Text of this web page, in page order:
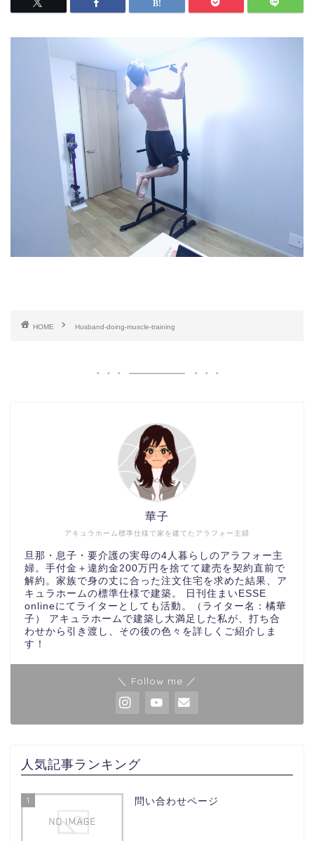
HOME Husband‐doing-muscle-training
アキュラホーム標準仕様で家を建てたアラフォー主婦
華子
旦那・息子・要介護の実母の4人暮らしのアラフォー主
婦。手付金＋違約金200万円を捨てて建売を契約直前で
解約。家族で身の丈に合った注文住宅を求めた結果、ア
キュラホームの標準仕様で建築。 日刊住まいESSE
onlineにてライターとしても活動。（ライター名：橘華
子） アキュラホームで建築し大満足した私が、打ち合
わせから引き渡し、その後の色々を詳しくご紹介しま
す！
＼ Follow me ／
人気記事ランキング
1 問い合わせページ